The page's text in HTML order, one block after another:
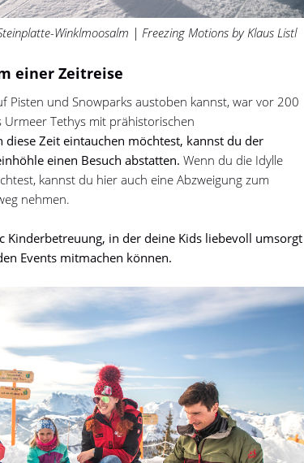
Winklmoosalm | Freezing Motions by Klaus Listl
einer Zeitreise
Pisten und Snowparks austoben kannst, war vor 200
Urmeer Tethys mit prähistorischen
diese Zeit eintauchen möchtest, kannst du der
einen Besuch abstatten.Wenn du die Idylle
kannst du hier auch eine Abzweigung zum
nehmen.
Kinderbetreuung, in der deine Kids liebevoll umsorgt
Events mitmachen können.